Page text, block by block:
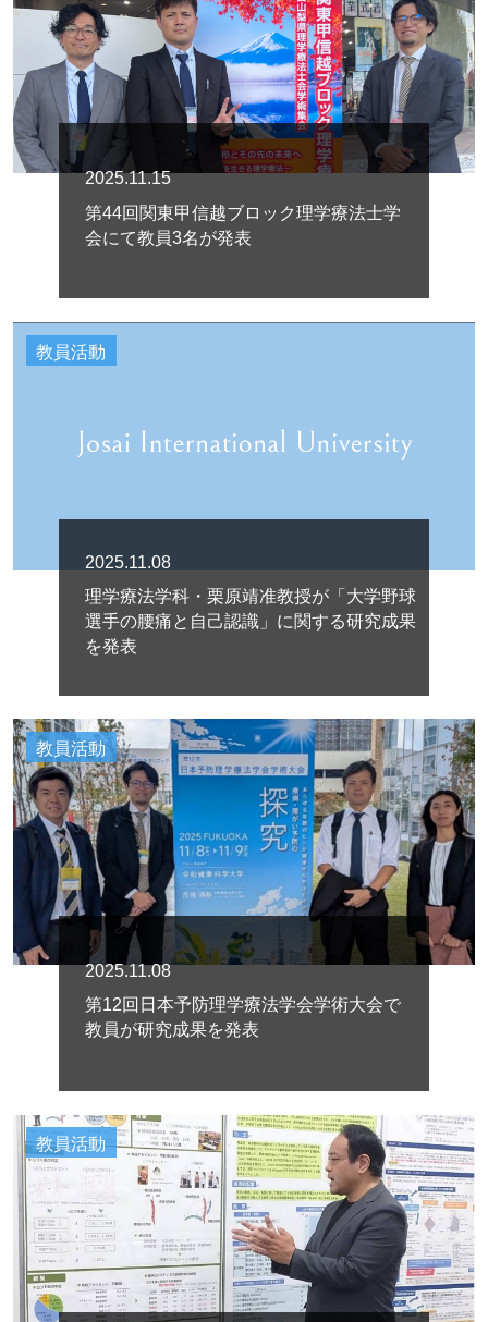
2025.11.15
第44回関東甲信越ブロック理学療法士学
会にて教員3名が発表
教員活動
2025.11.08
理学療法学科・栗原靖准教授が「大学野球
選手の腰痛と自己認識」に関する研究成果
を発表
教員活動
2025.11.08
第12回日本予防理学療法学会学術大会で
教員が研究成果を発表
教員活動